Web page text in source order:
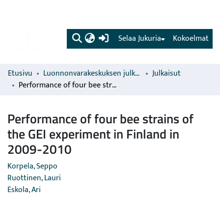
(current) Kokoelmat
Selaa Jukuria
Etusivu Luonnonvarakeskuksen julkaisut
Julkaisut
Performance of four bee strains of the GEI experiment in Finland in 2009-2010
Performance of four bee strains of
the GEI experiment in Finland in
2009-2010
Korpela, Seppo
Ruottinen, Lauri
Eskola, Ari